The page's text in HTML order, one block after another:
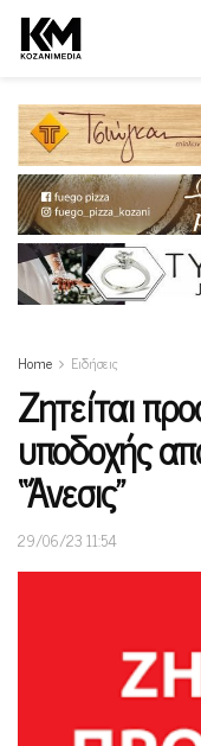
Home Ειδήσεις
Ζητείται
υποδοχής
“Άνεσις”
29/06/23 11:54